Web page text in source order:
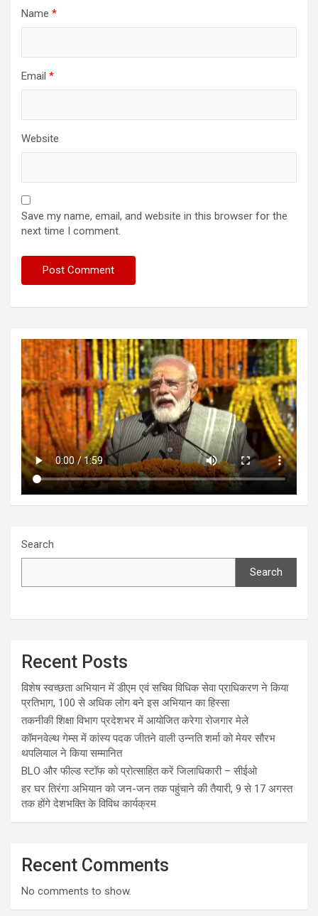
Name *
Email *
Website
Save my name, email, and website in this browser for the
next time I comment.
Search
Search
Recent Posts
विशेष स्वच्छता अभियान में डीएम एवं सचिव विधिक सेवा प्राधिकरण ने किया
प्रतिभाग, 100 से अधिक लोग बने इस अभियान का हिस्सा
तकनीकी शिक्षा विभाग प्रदेशभर में आयोजित करेगा रोजगार मेले
कॉमनवेल्थ गेम्स में कांस्य पदक जीतने वाली उन्नति शर्मा को मेयर सौरभ
थपलियाल ने किया सम्मानित
BLO और फील्ड स्टॉफ को प्रोत्साहित करें जिलाधिकारी – सीईओ
हर घर तिरंगा अभियान को जन-जन तक पहुंचाने की तैयारी, 9 से 17 अगस्त
तक होंगे देशभक्ति के विविध कार्यक्रम
Recent Comments
No comments to show.